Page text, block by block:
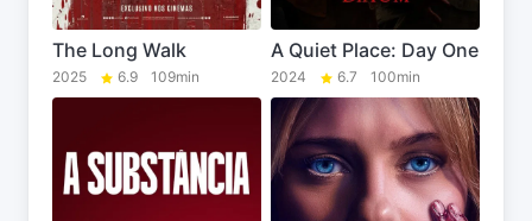
The Long Walk
2025 6.9 109min
A Quiet Place: Day One
2024 6.7 100min